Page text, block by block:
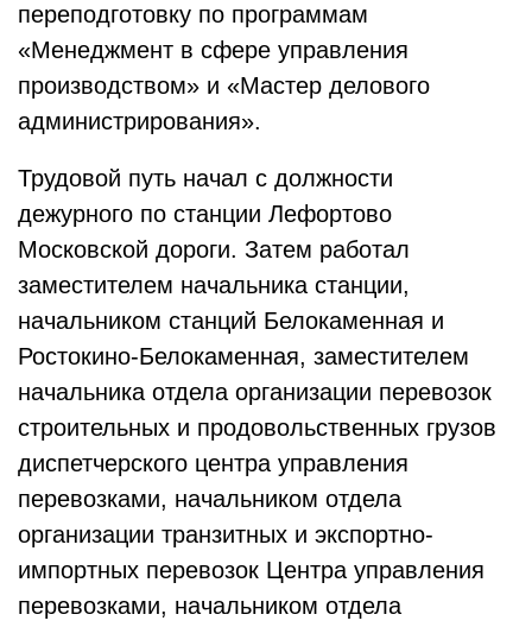
переподготовку по программам
«Менеджмент в сфере управления
производством» и «Мастер делового
администрирования».
Трудовой путь начал с должности
дежурного по станции Лефортово
Московской дороги. Затем работал
заместителем начальника станции,
начальником станций Белокаменная и
Ростокино-Белокаменная, заместителем
начальника отдела организации перевозок
строительных и продовольственных грузов
диспетчерского центра управления
перевозками, начальником отдела
организации транзитных и экспортно-
импортных перевозок Центра управления
перевозками, начальником отдела